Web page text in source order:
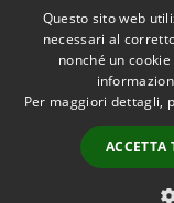
Accessibilità
Questo sito web
necessari al
nonché un
Per maggiori dettagli,
ACCETTA